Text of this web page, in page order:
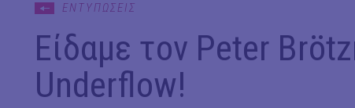
ΕΝΤΥΠΩΣΕΙΣ
Είδαμε τον Peter
Underflow!